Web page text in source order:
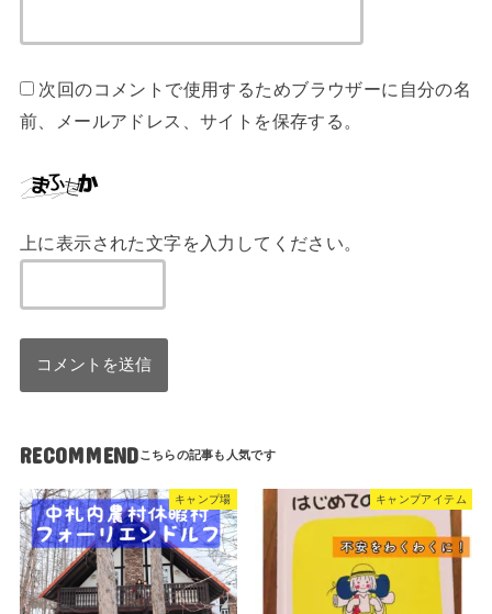
次回のコメントで使用するためブラウザーに自分の名
前、メールアドレス、サイトを保存する。
上に表示された文字を入力してください。
RECOMMEND
キャンプ場 キャンプアイテム